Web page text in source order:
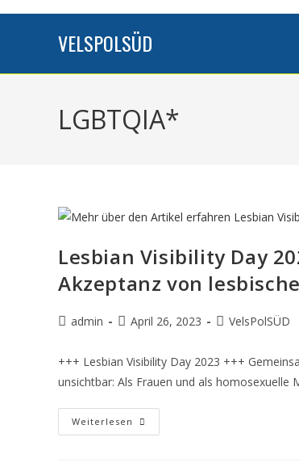
VELSPOLSÜD
LGBTQIA*
Lesbian Visibility Day
Akzeptanz von
admin April 26, 2023 VelsPolSÜD
+++ Lesbian Visibility Day 2023 +++
unsichtbar: Als Frauen und als homosexuelle
Weiterlesen